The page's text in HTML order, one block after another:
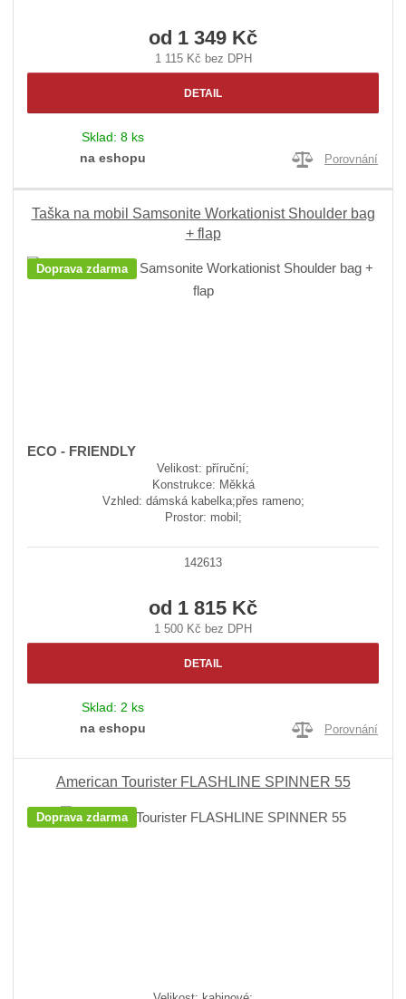
od 1 349 Kč
1 115 Kč bez DPH
DETAIL
Sklad: 8 ks
na eshopu
Porovnání
Taška na mobil Samsonite Workationist Shoulder bag
+ flap
Doprava zdarma
ECO - FRIENDLY
Velikost: příruční;
Konstrukce: Měkká
Vzhled: dámská kabelka;přes rameno;
Prostor: mobil;
142613
od 1 815 Kč
1 500 Kč bez DPH
DETAIL
Sklad: 2 ks
na eshopu
Porovnání
American Tourister FLASHLINE SPINNER 55
Doprava zdarma